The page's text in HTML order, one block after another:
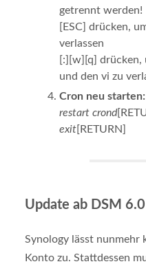
getrennt werden!
[ESC] drücken,
verlassen
[:][w][q] drücken,
und den vi zu
Cron neu starten:
restart crond
exit[RETURN]
Update ab DSM 6.0
Synology lässt nunmehr
Konto zu. Stattdessen